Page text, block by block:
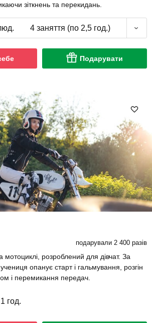
зіткнень та перекидань.
4 заняття (по 2,5 год.)
Подарувати
подарували 2 400 разів
мотоциклі, розроблений для дівчат. За
опанує старт і гальмування, розгін
і перемикання передач.
1 год.